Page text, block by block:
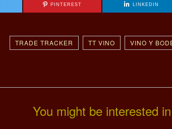
PINTEREST LINKEDIN
TRADE TRACKER TT VINO VINO Y
You might be interested in